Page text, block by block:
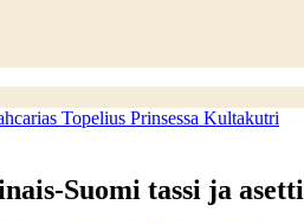
Topelius Prinsessa Kultakutri
Suomi tassi ja asetti